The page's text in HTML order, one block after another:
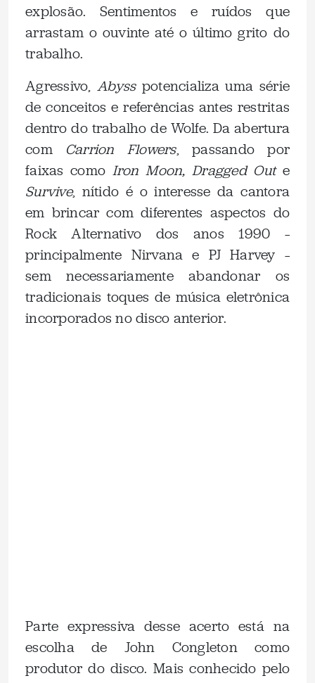
explosão. Sentimentos e ruídos que
arrastam o ouvinte até o último grito do
trabalho.
Agressivo,Abysspotencializa uma série
de conceitos e referências antes restritas
dentro do trabalho de Wolfe. Da abertura
com Carrion Flowers, passando por
faixas como Iron Moon, Dragged Oute
Survive, nítido é o interesse da cantora
em brincar com diferentes aspectos do
Rock Alternativo dos anos 1990 –
principalmente Nirvana e PJ Harvey –
sem necessariamente abandonar os
tradicionais toques de música eletrônica
incorporados no disco anterior.
Parte expressiva desse acerto está na
escolha de John Congleton como
produtor do disco. Mais conhecido pelo